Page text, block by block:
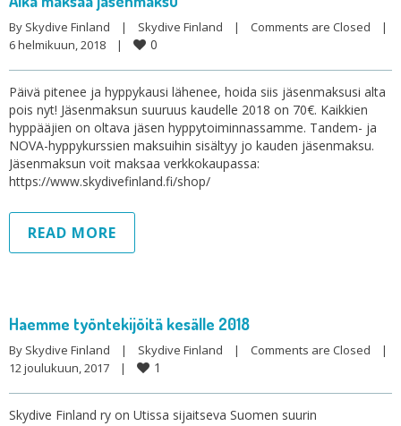
By Skydive Finland | Skydive Finland | Comments are Closed
|
6 helmikuun, 2018
| 0
Päivä pitenee ja hyppykausi lähenee, hoida siis jäsenmaksusi alta
pois nyt! Jäsenmaksun suuruus kaudelle 2018 on 70€. Kaikkien
hyppääjien on oltava jäsen hyppytoiminnassamme. Tandem- ja
NOVA-hyppykurssien maksuihin sisältyy jo kauden jäsenmaksu.
Jäsenmaksun voit maksaa verkkokaupassa:
https://www.skydivefinland.fi/shop/
READ MORE
Haemme työntekijöitä kesälle 2018
By Skydive Finland | Skydive Finland | Comments are Closed
|
12 joulukuun, 2017
| 1
Skydive Finland ry on Utissa sijaitseva Suomen suurin